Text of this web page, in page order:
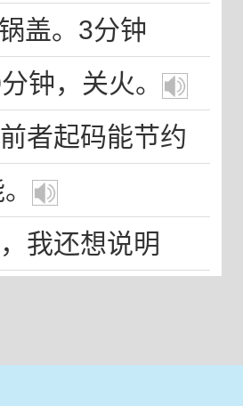
锅盖。3分钟
分钟 ， 关火。
前者起码能节约
。
， 我还想说明